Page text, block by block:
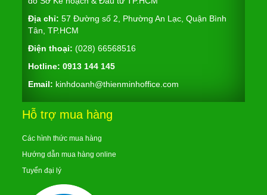
Địa chỉ: 57 Đường số 2, Phường An Lạc, Quận Bình
Tân, TP.HCM
Điện thoại: (028) 66568516
Hotline: 0913 144 145
Email: kinhdoanh@thienminhoffice.com
Hỗ trợ mua hàng
Các hình thức mua hàng
Hướng dẫn mua hàng online
Tuyển đại lý